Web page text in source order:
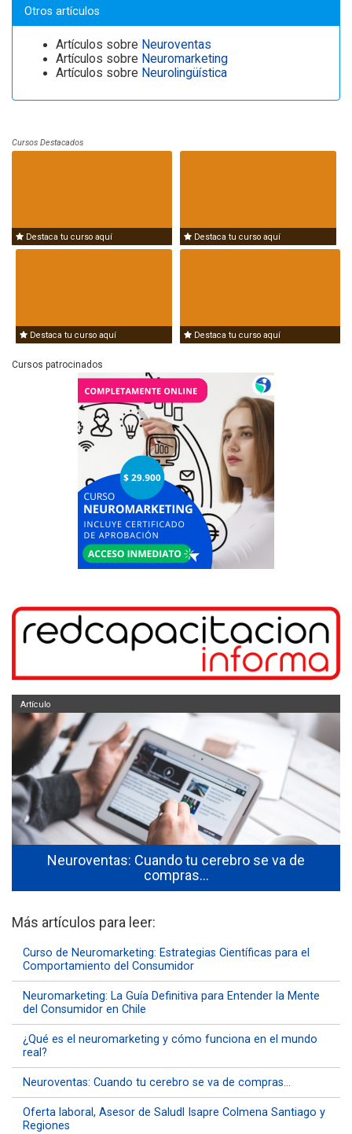
Otros artículos
Artículos sobre Neuroventas
Artículos sobre Neuromarketing
Artículos sobre Neurolingüística
Cursos Destacados
Destaca tu curso aquí Destaca tu curso aquí
Destaca tu curso aquí Destaca tu curso aquí
Cursos patrocinados
Neuroventas: Cuando tu cerebro se va de
compras…
Artículo
Más artículos para leer:
Curso de Neuromarketing: Estrategias Científicas para el
Comportamiento del Consumidor
Neuromarketing: La Guía Definitiva para Entender la Mente
del Consumidor en Chile
¿Qué es el neuromarketing y cómo funciona en el mundo
real?
Neuroventas: Cuando tu cerebro se va de compras…
Oferta laboral, Asesor de Saludl Isapre Colmena Santiago y
Regiones